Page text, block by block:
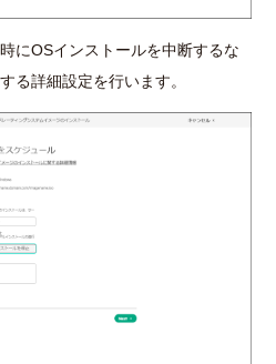
にOSインストールを中断するな
る詳細設定を行います。